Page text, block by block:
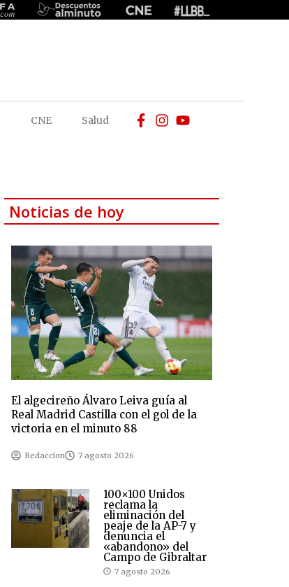
CNE Salud
Noticias de hoy
El algecireño Álvaro Leiva guía al
Real Madrid Castilla con el gol de la
victoria en el minuto 88
Redaccion 7 agosto 2026
100×100 Unidos
reclama la
eliminación del
peaje de la AP-7 y
denuncia el
«abandono» del
Campo de Gibraltar
7 agosto 2026